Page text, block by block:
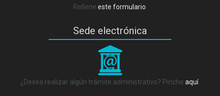
Rellene este formulario
Sede electrónica
_
¿Desea realizar algún trámite administrativo? Pinche aquí.